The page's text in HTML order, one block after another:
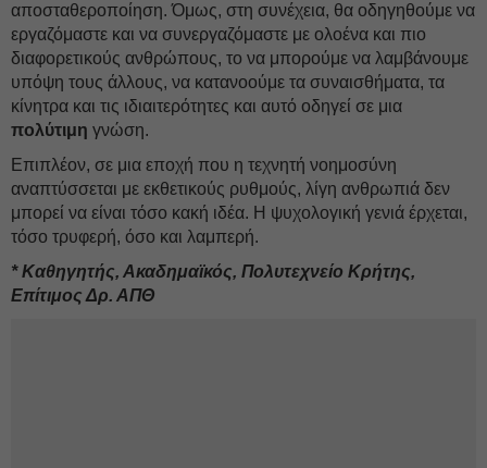
αποσταθεροποίηση. Όμως, στη συνέχεια, θα οδηγηθούμε να
εργαζόμαστε και να συνεργαζόμαστε με ολοένα και πιο
διαφορετικούς ανθρώπους, το να μπορούμε να λαμβάνουμε
υπόψη τους άλλους, να κατανοούμε τα συναισθήματα, τα
κίνητρα και τις ιδιαιτερότητες και αυτό οδηγεί σε μια
πολύτιμη γνώση.
Επιπλέον, σε μια εποχή που η τεχνητή νοημοσύνη
αναπτύσσεται με εκθετικούς ρυθμούς, λίγη ανθρωπιά δεν
μπορεί να είναι τόσο κακή ιδέα. Η ψυχολογική γενιά έρχεται,
τόσο τρυφερή, όσο και λαμπερή.
* Καθηγητής, Ακαδημαϊκός, Πολυτεχνείο Κρήτης,
Επίτιμος Δρ. ΑΠΘ